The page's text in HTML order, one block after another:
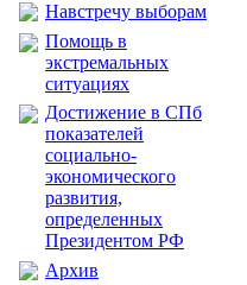
Навстречу выборам
Помощь в
экстремальных
ситуациях
Достижение в СПб
показателей
социально-
экономического
развития,
определенных
Президентом РФ
Архив